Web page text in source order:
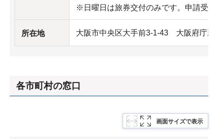
※日曜日は旅券交付のみです。申請受
所在地 大阪市中央区大手前3-1-43 大阪府庁新
各市町村の窓口
画面サイズで表示